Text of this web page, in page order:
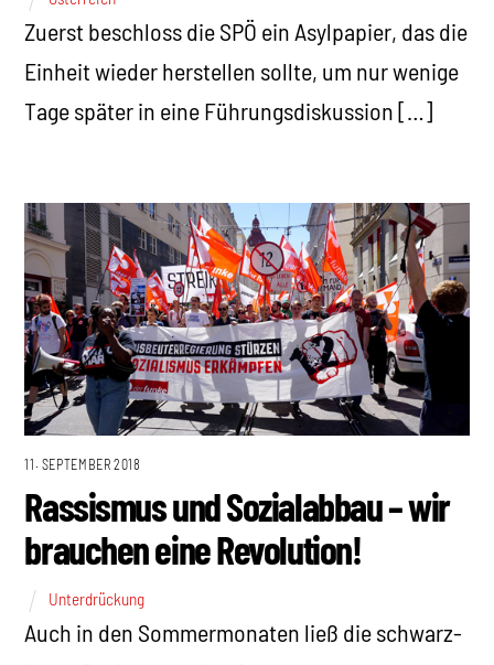
Zuerst beschloss die SPÖ ein Asylpapier, das die
Einheit wieder herstellen sollte, um nur wenige
Tage später in eine Führungsdiskussion […]
11. SEPTEMBER 2018
Rassismus und Sozialabbau – wir
brauchen eine Revolution!
Unterdrückung
Auch in den Sommermonaten ließ die schwarz-